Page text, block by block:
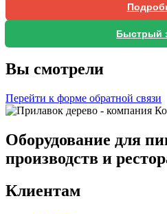
Быстрый
Вы смотрели
Перейти к форме обратной связи
Оборудование для
производств и
Клиентам